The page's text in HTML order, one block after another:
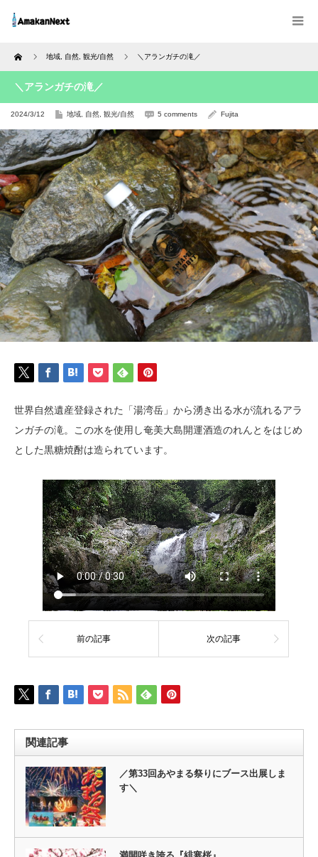
Home 地域 自然 観光/自然 ＼アランガチの滝／
＼アランガチの滝／
2024/3/12 地域 自然 観光/自然 5 comments Fujita
世界自然遺産登録された「湯湾岳」から湧き出る水が流れるアラ
ンガチの滝。この水を使用し奄美大島開運酒造のれんとをはじめ
とした黒糖焼酎は造られています。
前の記事 次の記事
関連記事
／第33回あやまる祭りにブース出展しま
す＼